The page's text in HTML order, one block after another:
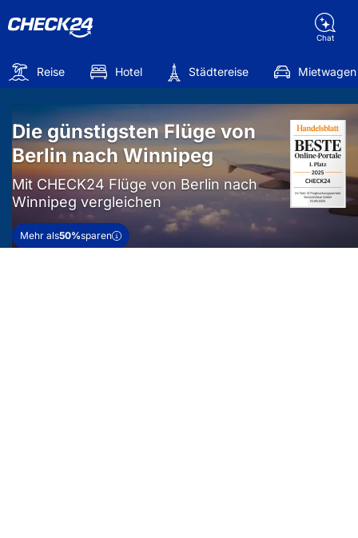
Chat
Reise Hotel Städtereise Mietwagen
Die günstigsten Flüge von
Berlin nach Winnipeg
Mit CHECK24 Flüge von Berlin nach
Winnipeg vergleichen
Mehr als50%sparen